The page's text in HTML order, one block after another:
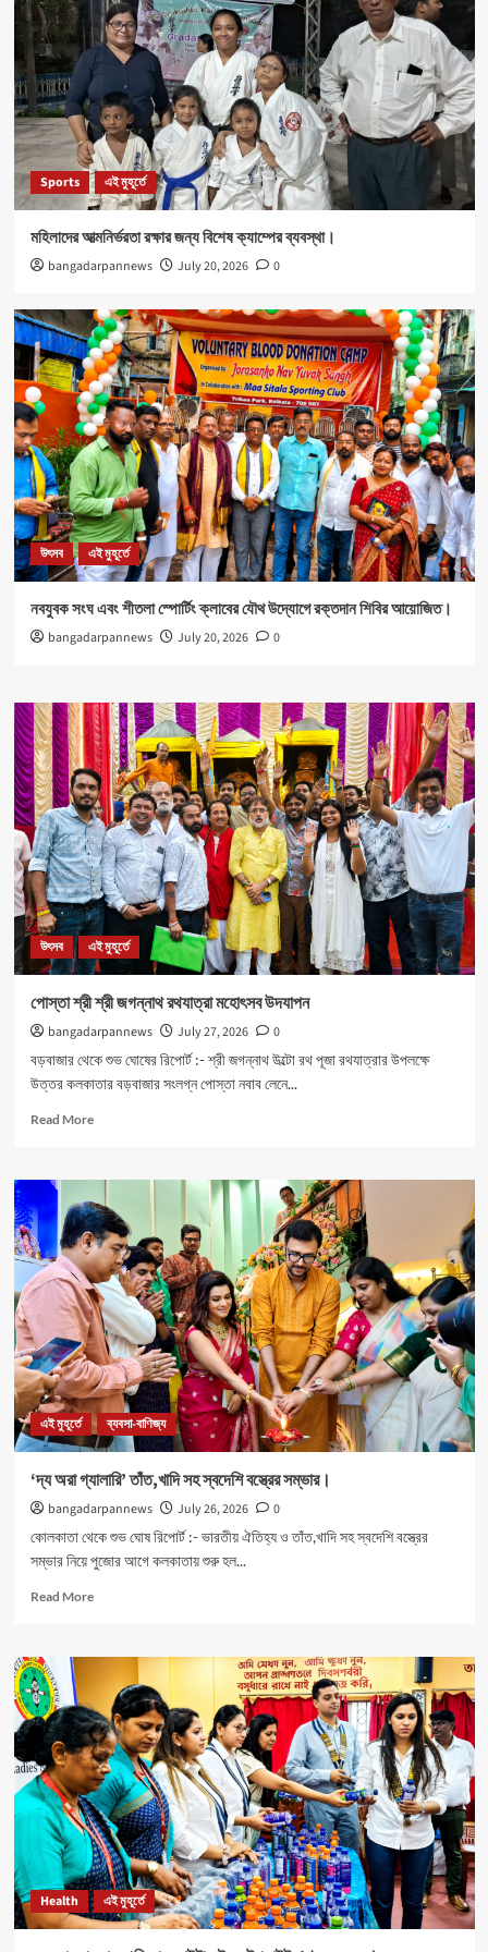
Sports এই মুহূর্তে
মহিলাদের আত্মনির্ভরতা রক্ষার জন্য বিশেষ ক্যাম্পের ব্যবস্থা।
bangadarpannews July 20, 2026 0
উৎসব এই মুহূর্তে
নবযুবক সংঘ এবং শীতলা স্পোর্টিং ক্লাবের যৌথ উদ্যোগে রক্তদান শিবির আয়োজিত।
bangadarpannews July 20, 2026 0
উৎসব এই মুহূর্তে
পোস্তা শ্রী শ্রী জগন্নাথ রথযাত্রা মহোৎসব উদযাপন
bangadarpannews July 27, 2026
0
বড়বাজার থেকে শুভ ঘোষের রিপোর্ট :- শ্রী জগন্নাথ উল্টো রথ পূজা রথযাত্রার উপলক্ষে
উত্তর কলকাতার বড়বাজার সংলগ্ন পোস্তা নবাব লেনে...
Read MoreRead
পোস্তা
শ্রী
শ্রী
জগন্নাথ
রথযাত্রা
মহোৎসব
উদযাপন
এই মুহূর্তে ব্যবসা-বাণিজ্য
‘দ্য অরা গ্যালারি’ তাঁত,খাদি সহ স্বদেশি বস্ত্রের সম্ভার।
bangadarpannews July 26, 2026
0
কোলকাতা থেকে শুভ ঘোষ রিপোর্ট :- ভারতীয় ঐতিহ্য ও তাঁত,খাদি সহ স্বদেশি বস্ত্রের
সম্ভার নিয়ে পুজোর আগে কলকাতায় শুরু হল...
Read MoreRead
‘দ্য
গ্যালারি’
তাঁত,খাদি
সহ
স্বদেশি
বস্ত্রের
সম্ভার।
Health এই মুহূর্তে